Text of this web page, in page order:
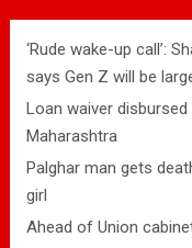
‘Rude wake-up call’:
says Gen Z will be
Loan waiver
Maharashtra
Palghar man gets
girl
Ahead of Union